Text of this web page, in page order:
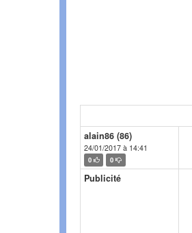
alain86 (86)
24/01/2017 à 14:41
0 0
Publicité